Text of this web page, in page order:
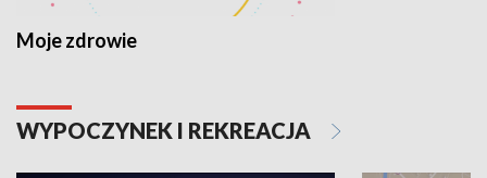
Moje zdrowie
WYPOCZYNEK I REKREACJA